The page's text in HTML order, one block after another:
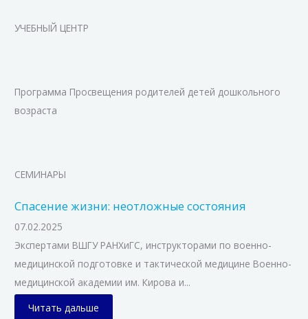
УЧЕБНЫЙ ЦЕНТР
Программа Просвещения родителей детей дошкольного
возраста
СЕМИНАРЫ
Спасение жизни: неотложные состояния
07.02.2025
Экспертами ВШГУ РАНХиГС, инструкторами по военно-
медицинской подготовке и тактической медицине Военно-
медицинской академии им. Кирова и...
Читать дальше